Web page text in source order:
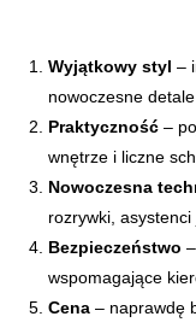
Wyjątkowy styl –
nowoczesne
Praktyczność –
wnętrze i liczne
Nowoczesna
rozrywki, asystenci
Bezpieczeństwo
wspomagające
Cena – naprawdę